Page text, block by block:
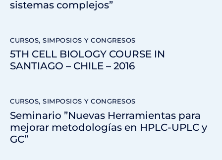
sistemas complejos”
CURSOS, SIMPOSIOS Y CONGRESOS
5TH CELL BIOLOGY COURSE IN
SANTIAGO – CHILE – 2016
CURSOS, SIMPOSIOS Y CONGRESOS
Seminario ”Nuevas Herramientas para
mejorar metodologías en HPLC-UPLC y
GC”